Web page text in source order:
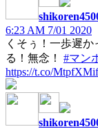
6:23 AM 7/01 2020
くそぅ！一歩遲
る！無念！ #マン
https://t.co/